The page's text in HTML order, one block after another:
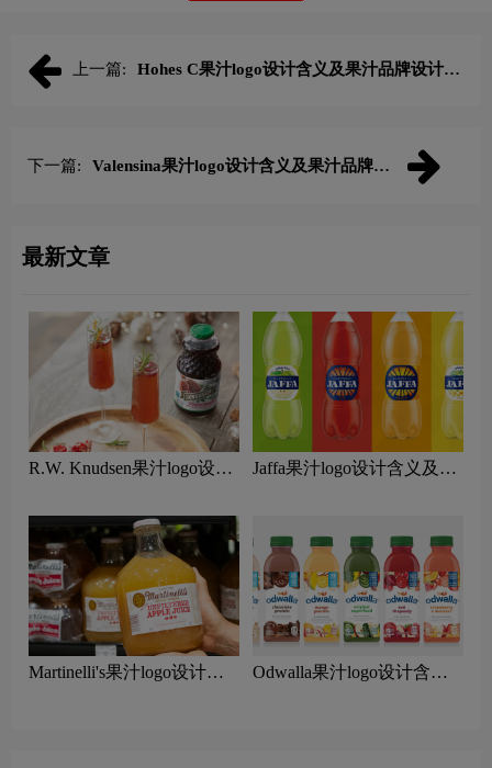
上一篇:
Hohes C果汁logo设计含义及果汁品牌设计理
下一篇:
Valensina果汁logo设计含义及果汁品牌设
最新文章
R.W. Knudsen果汁logo设计
Jaffa果汁logo设计含义及果
Martinelli's果汁logo设计含
Odwalla果汁logo设计含义